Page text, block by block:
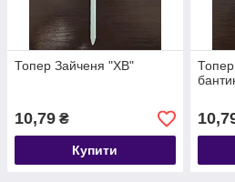
Топер Зайченя "ХВ"
10,79 ₴
Купити